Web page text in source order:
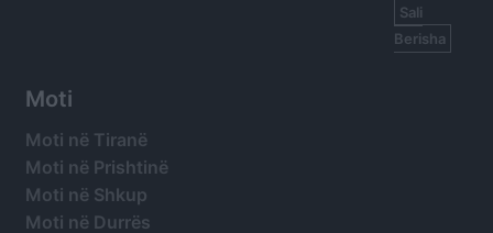
Sali
Berisha
Moti
Moti në Tiranë
Moti në Prishtinë
Moti në Shkup
Moti në Durrës